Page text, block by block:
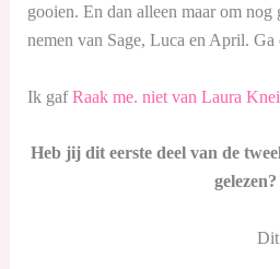
gooien. En dan alleen maar om nog
nemen van Sage, Luca en April. Ga
Ik gafRaak me. niet van Laura
Heb jij dit eerste deel van de
gelezen?
Dit